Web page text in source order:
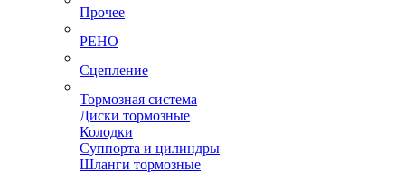
Прочее
РЕНО
Сцепление
Тормозная система
Диски тормозные
Колодки
Суппорта и цилиндры
Шланги тормозные